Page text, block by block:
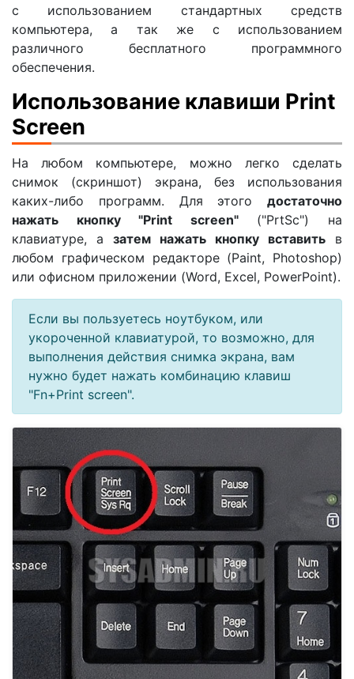
с использованием стандартных средств
компьютера, а так же с использованием
различного бесплатного программного
обеспечения.
Использование клавиши Print
Screen
На любом компьютере, можно легко сделать
снимок (скриншот) экрана, без использования
каких-либо программ. Для этого достаточно
нажать кнопку "Print screen"("PrtSc") на
клавиатуре, а затем нажать кнопку вставить в
любом графическом редакторе (Paint, Photoshop)
или офисном приложении (Word, Excel, PowerPoint).
Если вы пользуетесь ноутбуком, или
укороченной клавиатурой, то возможно, для
выполнения действия снимка экрана, вам
нужно будет нажать комбинацию клавиш
"Fn+Print screen".